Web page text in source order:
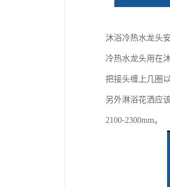
沐浴冷热水龙头
冷热水龙头用在
把接头缠上几圈
另外淋浴花洒应
2100-2300mm。